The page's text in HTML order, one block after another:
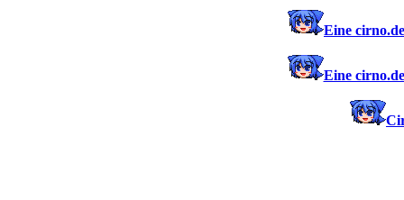
Eine
Eine